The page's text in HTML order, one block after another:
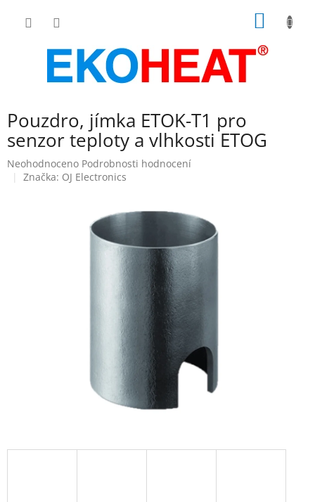
Pouzdro, jímka ETOK-T1 pro
senzor teploty a vlhkosti ETOG
Průměrné
hodnocení
Neohodnoceno Podrobnosti hodnocení
Značka: OJ Electronics